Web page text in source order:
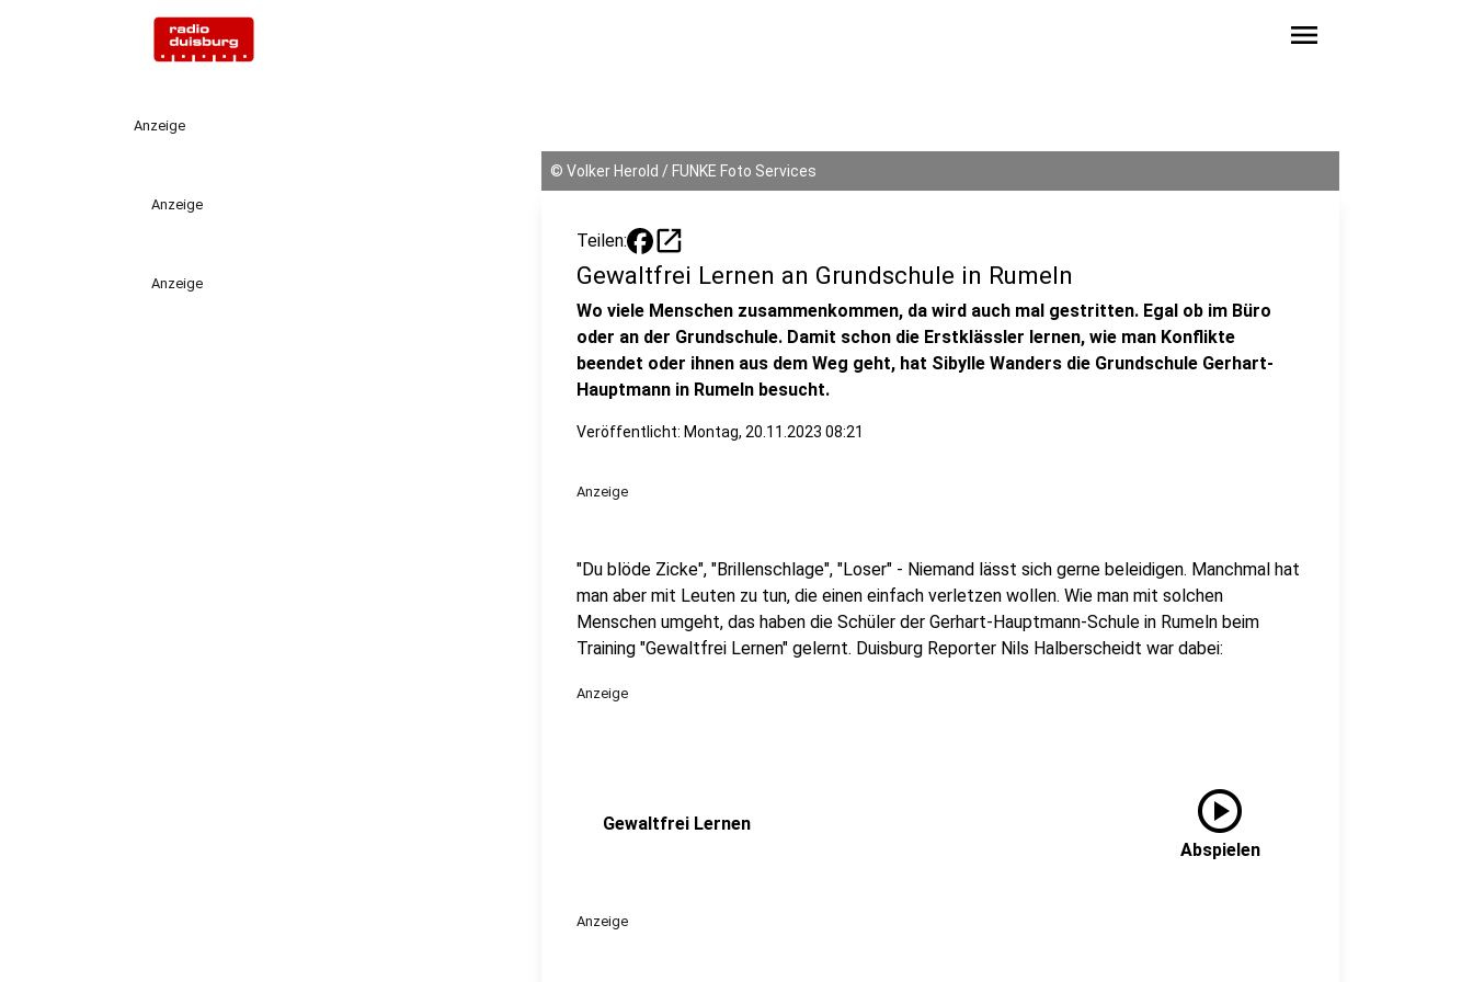
menu
Anzeige
Anzeige
Anzeige
© Volker Herold / FUNKE Foto Services
Teilen: open_in_new
Gewaltfrei Lernen an Grundschule in Rumeln
Wo viele Menschen zusammenkommen, da wird auch mal gestritten. Egal ob im Büro
oder an der Grundschule. Damit schon die Erstklässler lernen, wie man Konflikte
beendet oder ihnen aus dem Weg geht, hat Sibylle Wanders die Grundschule Gerhart-
Hauptmann in Rumeln besucht.
Veröffentlicht: Montag, 20.11.2023 08:21
Anzeige
"Du blöde Zicke", "Brillenschlage", "Loser" - Niemand lässt sich gerne beleidigen. Manchmal hat
man aber mit Leuten zu tun, die einen einfach verletzen wollen. Wie man mit solchen
Menschen umgeht, das haben die Schüler der Gerhart-Hauptmann-Schule in Rumeln beim
Training "Gewaltfrei Lernen" gelernt. Duisburg Reporter Nils Halberscheidt war dabei:
Anzeige
Gewaltfrei Lernen play_circle
Abspielen
Anzeige